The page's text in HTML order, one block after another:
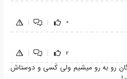
0
|
|
2
|
|
رو به رو میشیم ولی کَسی و دوستاش